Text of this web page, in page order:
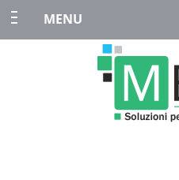
MENU